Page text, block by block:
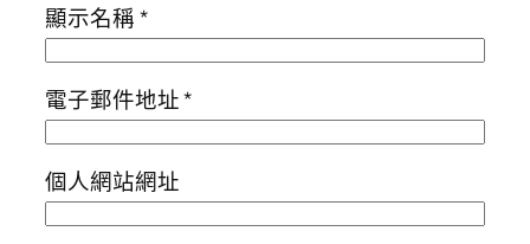
顯示名稱*
電子郵件地址*
個人網站網址